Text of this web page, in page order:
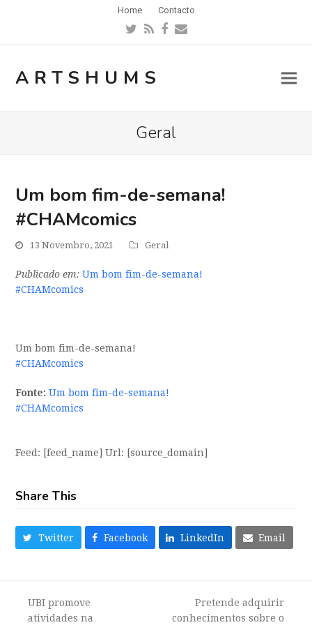
Home Contacto
Twitter
RSSFacebook
Email
ARTSHUMS
Geral
Um bom fim-de-semana!
#CHAMcomics
13 Novembro, 2021 Geral
Publicado em: Um bom fim-de-semana!
#CHAMcomics
Um bom fim-de-semana!
#CHAMcomics
Fonte: Um bom fim-de-semana!
#CHAMcomics
Feed: [feed_name] Url: [source_domain]
Share This
Twitter Facebook LinkedIn Email
UBI promove
atividades na
Pretende adquirir
conhecimentos sobre o